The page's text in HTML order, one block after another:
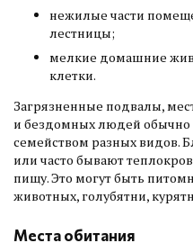
нежилые части
лестницы;
мелкие домашние
клетки.
Загрязненные подвалы,
и бездомных людей
семейством разных видов.
или часто бывают
пищу. Это могут быть
животных, голубятни,
Места обитания